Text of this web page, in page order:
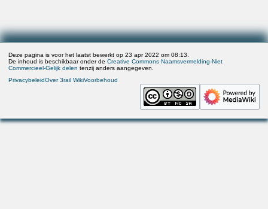
Deze pagina is voor het laatst bewerkt op 23 apr 2022 om 08:13.
De inhoud is beschikbaar onder deCreative Commons Naamsvermelding-Niet
Commercieel-Gelijk delen tenzij anders aangegeven.
PrivacybeleidOver 3rail WikiVoorbehoud